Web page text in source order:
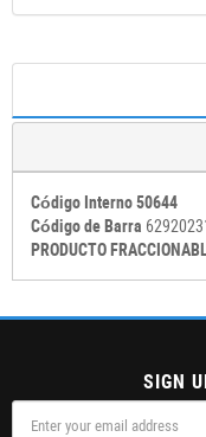
Código Interno 50644
Código de Barra
PRODUCTO
SIGN